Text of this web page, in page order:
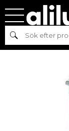
Sök
Hem
COUPE